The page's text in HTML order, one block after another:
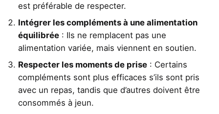
est préférable de respecter.
Intégrer les compléments à une alimentation
équilibrée : Ils ne remplacent pas une
alimentation variée, mais viennent en soutien.
Respecter les moments de prise : Certains
compléments sont plus efficaces s’ils sont pris
avec un repas, tandis que d’autres doivent être
consommés à jeun.